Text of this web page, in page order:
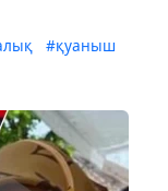
#қуаныш